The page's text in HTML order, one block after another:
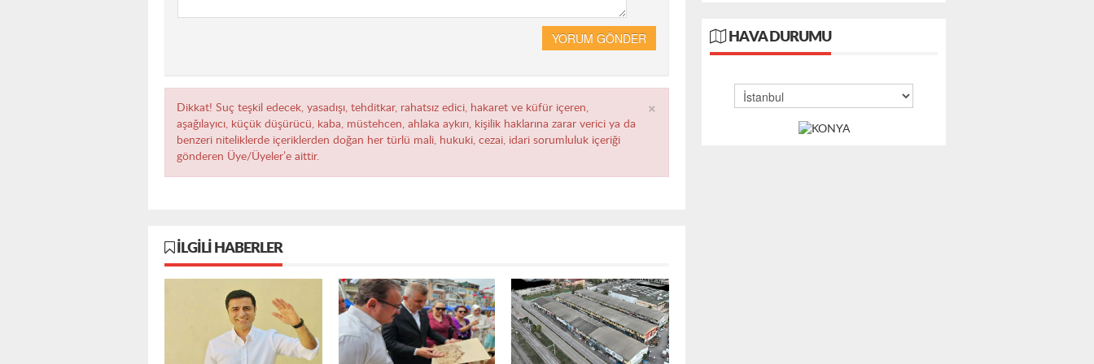
YORUM GÖNDER
×
Dikkat! Suç teşkil edecek, yasadışı, tehditkar, rahatsız edici, hakaret ve küfür içeren,
aşağılayıcı, küçük düşürücü, kaba, müstehcen, ahlaka aykırı, kişilik haklarına zarar verici ya da
benzeri niteliklerde içeriklerden doğan her türlü mali, hukuki, cezai, idari sorumluluk içeriği
gönderen Üye/Üyeler’e aittir.
İLGILI HABERLER
HAVA DURUMU